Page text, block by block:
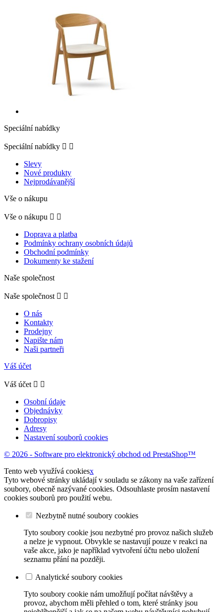
Speciální nabídky
Speciální nabídky  
Slevy
Nové produkty
Nejprodávanější
Vše o nákupu
Vše o nákupu  
Doprava a platba
Podmínky ochrany osobních údajů
Obchodní podmínky
Dokumenty ke stažení
Naše společnost
Naše společnost  
O nás
Kontakty
Prodejny
Napište nám
Naši partneři
Váš účet
Váš účet  
Osobní údaje
Objednávky
Dobropisy
Adresy
Nastavení souborů cookies
© 2026 - Software pro elektronický obchod od PrestaShop™
Tento web využívá cookiesx
Tyto webové stránky ukládají v souladu se zákony na vaše zařízení
soubory, obecně nazývané cookies. Odsouhlaste prosím nastavení
cookies souborů pro použití webu.
Nezbytně nutné soubory cookies
Tyto soubory cookie jsou nezbytné pro provoz našich služeb
a nelze je vypnout. Obvykle se nastavují pouze v reakci na
vaše akce, jako je například vytvoření účtu nebo uložení
seznamu přání na později.
Analytické soubory cookies
Tyto soubory cookie nám umožňují počítat návštěvy a
provoz, abychom měli přehled o tom, které stránky jsou